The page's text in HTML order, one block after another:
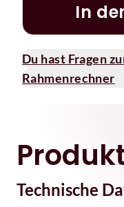
In
Du hast Fragen
Rahmenrechner
Technische